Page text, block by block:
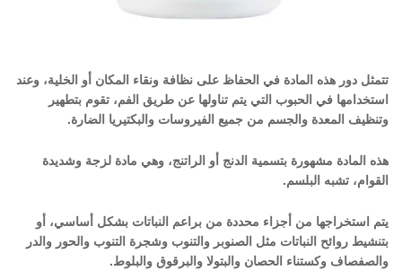
تتمثل دور هذه المادة في الحفاظ على نظافة ونقاء المكان أو الخلية، وعند
استخدامها في الحبوب التي يتم تناولها عن طريق الفم، تقوم بتطهير
وتنظيف المعدة والجسم من جميع الفيروسات والبكتيريا الضارة.
هذه المادة مشهورة بتسمية الدنج أو الراتنج، وهي مادة لزجة وشديدة
القوام، تشبه البلسم.
يتم استخراجها من أجزاء محددة من براعم النباتات بشكل أساسي، أو
بتنشيط روائح النباتات مثل الصنوبر والتنوب وشجرة التنوب والحور والدر
والصفصاف وكستناء الحصان والبتولا والبرقوق والبلوط.